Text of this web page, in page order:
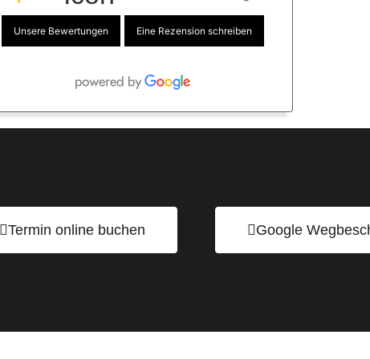
Unsere Bewertungen Eine Rezension schreiben
Termin online buchen Google